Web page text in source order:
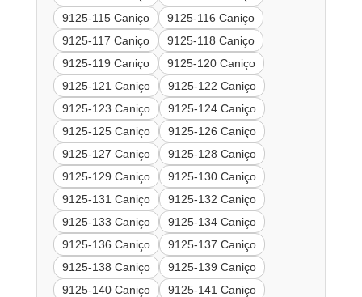
9125-115 Caniço
9125-116 Caniço
9125-117 Caniço
9125-118 Caniço
9125-119 Caniço
9125-120 Caniço
9125-121 Caniço
9125-122 Caniço
9125-123 Caniço
9125-124 Caniço
9125-125 Caniço
9125-126 Caniço
9125-127 Caniço
9125-128 Caniço
9125-129 Caniço
9125-130 Caniço
9125-131 Caniço
9125-132 Caniço
9125-133 Caniço
9125-134 Caniço
9125-136 Caniço
9125-137 Caniço
9125-138 Caniço
9125-139 Caniço
9125-140 Caniço
9125-141 Caniço